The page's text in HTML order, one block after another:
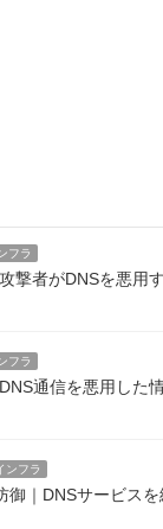
フラ
撃者がDNSを悪用
フラ
通信を悪用した
ンフラ
御｜DNSサービス